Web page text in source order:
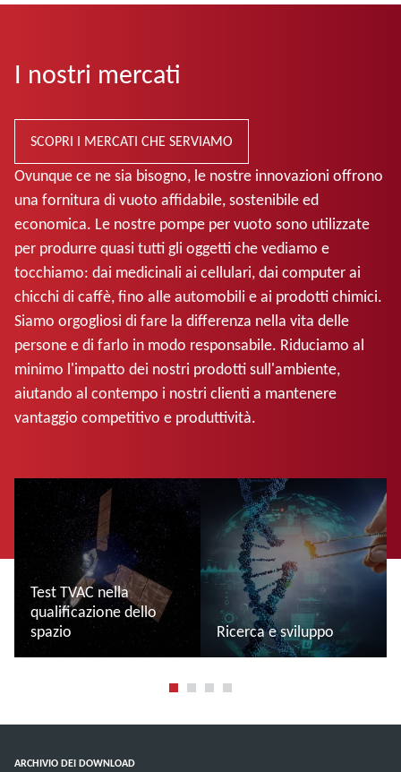
I nostri mercati
SCOPRI I MERCATI CHE SERVIAMO
Ovunque ce ne sia bisogno, le nostre innovazioni offrono
una fornitura di vuoto affidabile, sostenibile ed
economica. Le nostre pompe per vuoto sono utilizzate
per produrre quasi tutti gli oggetti che vediamo e
tocchiamo: dai medicinali ai cellulari, dai computer ai
chicchi di caffè, fino alle automobili e ai prodotti chimici.
Siamo orgogliosi di fare la differenza nella vita delle
persone e di farlo in modo responsabile. Riduciamo al
minimo l'impatto dei nostri prodotti sull'ambiente,
aiutando al contempo i nostri clienti a mantenere
vantaggio competitivo e produttività.
Test TVAC nella
qualificazione dello
spazio
Ricerca e sviluppo
ARCHIVIO DEI DOWNLOAD